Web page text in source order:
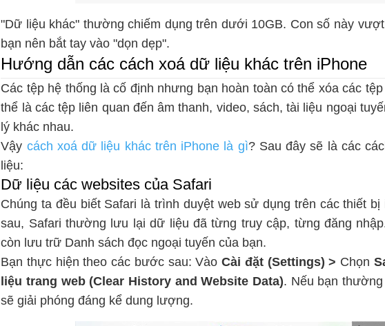
"Dữ liệu khác" thường chiếm dụng trên dưới 10GB. Con số này
bạn nên bắt tay vào "dọn dẹp".
Hướng dẫn các cách xoá dữ liệu khác trên iPhone
Các tệp hệ thống là cố định nhưng bạn hoàn toàn có thể xóa các
thể là các tệp liên quan đến âm thanh, video, sách, tài liệu ngoại
lý khác nhau.
Vậy cách xoá dữ liệu khác trên iPhone là gì? Sau đây sẽ là các
liệu:
Dữ liệu các websites của Safari
Chúng ta đều biết Safari là trình duyệt web sử dụng trên các thiết
sau, Safari thường lưu lại dữ liệu đã từng truy cập, từng đăng
còn lưu trữ Danh sách đọc ngoại tuyến của bạn.
Bạn thực hiện theo các bước sau: VàoCài đặt (Settings) > Chọn
liệu trang web (Clear History and Website Data). Nếu bạn
sẽ giải phóng đáng kể dung lượng.